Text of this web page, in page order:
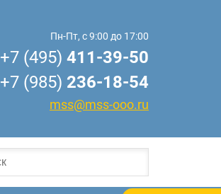
Пн-Пт, с 9:00 до 17:00
+7 (495) 411-39-50
+7 (985) 236-18-54
mss@mss-ooo.ru